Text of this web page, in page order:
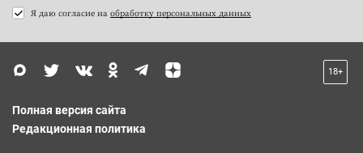
Я даю согласие на обработку персональных данных
18+
Полная версия сайта
Редакционная политика